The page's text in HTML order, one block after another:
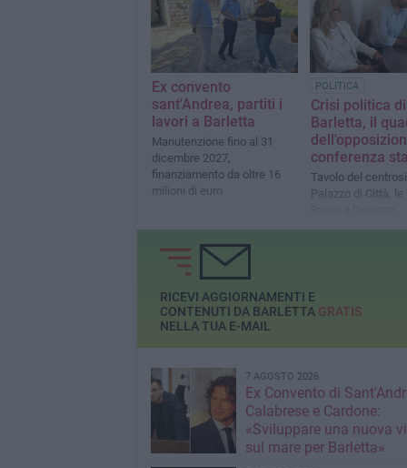
Ex convento
sant'Andrea, partiti i
lavori a Barletta
Manutenzione fino al 31
dicembre 2027,
finanziamento da oltre 16
milioni di euro
POLITICA
Crisi politica di
Barletta, il
conferenza
Tavolo del
Palazzo di Città, le
RICEVI AGGIORNAMENTI E
CONTENUTI DA BARLETTA GRATIS
NELLA TUA E-MAIL
7 AGOSTO 2026
Ex Convento di
Calabrese e Cardone:
«Sviluppare una nuova
sul mare per Barletta»